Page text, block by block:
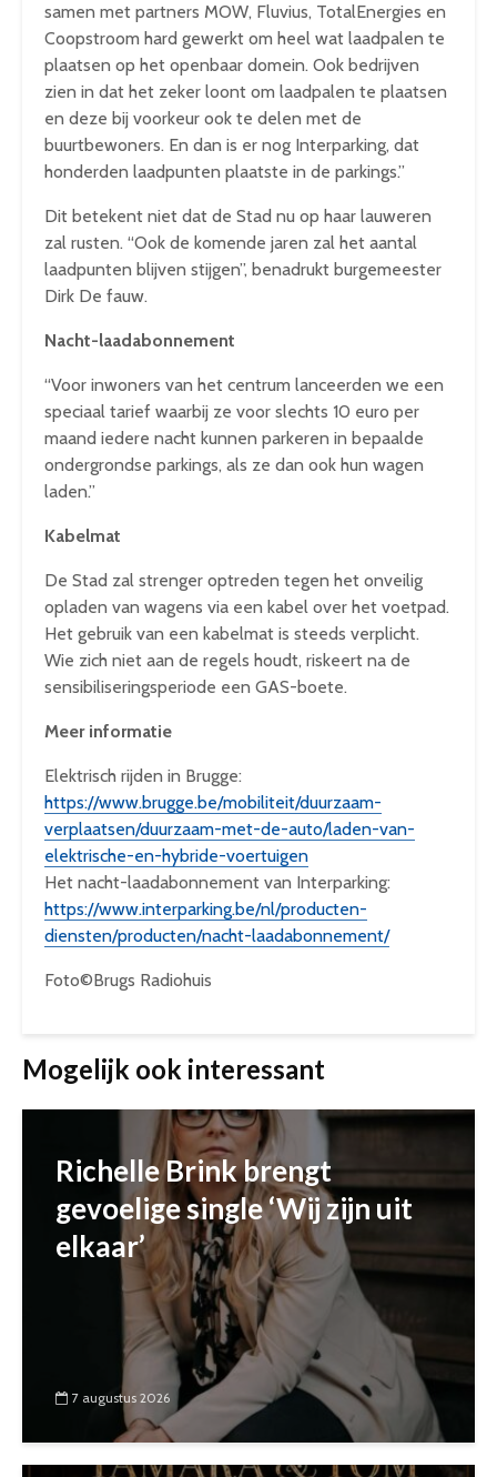
samen met partners MOW, Fluvius, TotalEnergies en
Coopstroom hard gewerkt om heel wat laadpalen te
plaatsen op het openbaar domein. Ook bedrijven
zien in dat het zeker loont om laadpalen te plaatsen
en deze bij voorkeur ook te delen met de
buurtbewoners. En dan is er nog Interparking, dat
honderden laadpunten plaatste in de parkings.”
Dit betekent niet dat de Stad nu op haar lauweren
zal rusten. “Ook de komende jaren zal het aantal
laadpunten blijven stijgen”, benadrukt burgemeester
Dirk De fauw.
Nacht-laadabonnement
“Voor inwoners van het centrum lanceerden we een
speciaal tarief waarbij ze voor slechts 10 euro per
maand iedere nacht kunnen parkeren in bepaalde
ondergrondse parkings, als ze dan ook hun wagen
laden.”
Kabelmat
De Stad zal strenger optreden tegen het onveilig
opladen van wagens via een kabel over het voetpad.
Het gebruik van een kabelmat is steeds verplicht.
Wie zich niet aan de regels houdt, riskeert na de
sensibiliseringsperiode een GAS-boete.
Meer informatie
Elektrisch rijden in Brugge:
https://www.brugge.be/mobiliteit/duurzaam-
verplaatsen/duurzaam-met-de-auto/laden-van-
elektrische-en-hybride-voertuigen
Het nacht-laadabonnement van Interparking:
https://www.interparking.be/nl/producten-
diensten/producten/nacht-laadabonnement/
Foto©Brugs Radiohuis
Mogelijk ook interessant
Richelle Brink brengt
gevoelige single ‘Wij zijn uit
elkaar’
7 augustus 2026